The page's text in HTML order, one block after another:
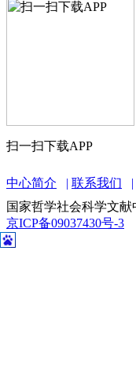
扫一扫下载APP
中心简介 联系我们
国家哲学社会科学文
京ICP备09037430号-3